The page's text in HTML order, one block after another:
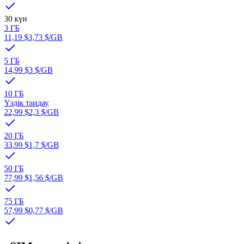
30 күн
3 ГБ
11,19 $3,73 $/GB
5 ГБ
14,99 $3 $/GB
10 ГБ
Үздік таңдау
22,99 $2,3 $/GB
20 ГБ
33,99 $1,7 $/GB
50 ГБ
77,99 $1,56 $/GB
75 ГБ
57,99 $0,77 $/GB